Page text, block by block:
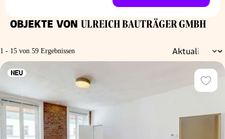
OBJEKTE VON ULREICH BAUTRÄGER GMBH
1 - 15 von 59 Ergebnissen